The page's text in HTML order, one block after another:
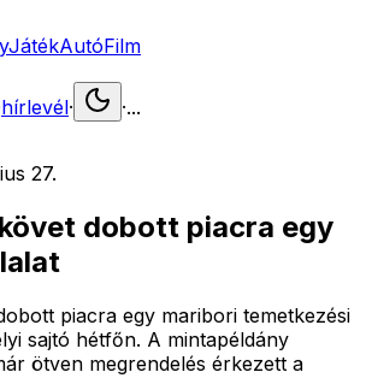
JátékAutóFilm
hírlevél· ·...
27.
dobott piacra egy
piacra egy maribori temetkezési
sajtó hétfőn. A mintapéldány
ötven megrendelés érkezett a